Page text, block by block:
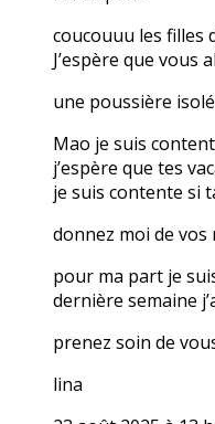
coucouuu les filles
J’espère que vous
une poussière
Mao je suis
j’espère que tes
je suis contente si
donnez moi de vos
pour ma part je
dernière semaine
prenez soin de
lina